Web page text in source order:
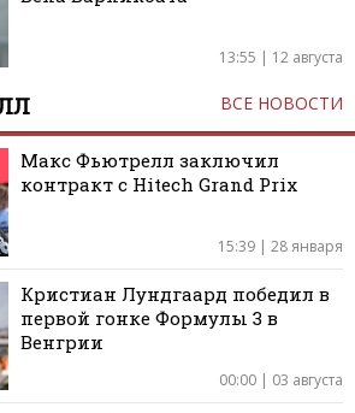
13:55 | 12 августа
ВСЕ НОВОСТИ
Макс Фьютрелл заключил
контракт с Hitech Grand Prix
15:39 | 28 января
Кристиан Лундгаард победил в
первой гонке Формулы 3 в
Венгрии
00:00 | 03 августа